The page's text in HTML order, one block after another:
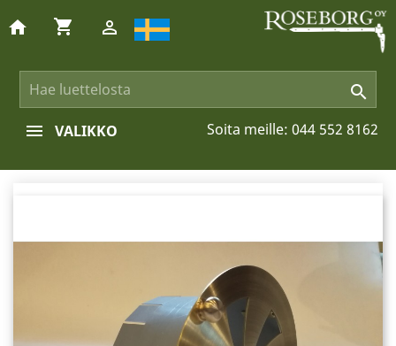

home shopping_cart 
Soita meille: 044 552 8162
VALIKKO